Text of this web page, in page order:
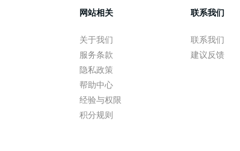
网站相关
关于我们
服务条款
隐私政策
帮助中心
经验与权限
积分规则
联系我们
联系我们
建议反馈